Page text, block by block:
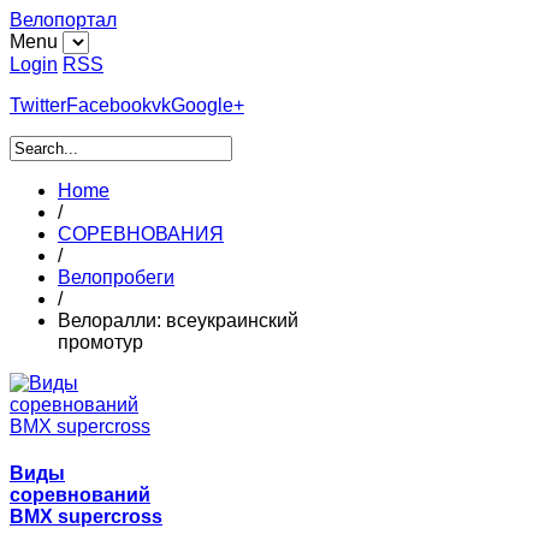
Велопортал
Menu
Login RSS
TwitterFacebookvkGoogle+
Home
/
СОРЕВНОВАНИЯ
/
Велопробеги
/
Велоралли: всеукраинский
промотур
Виды
соревнований
BMX supercross